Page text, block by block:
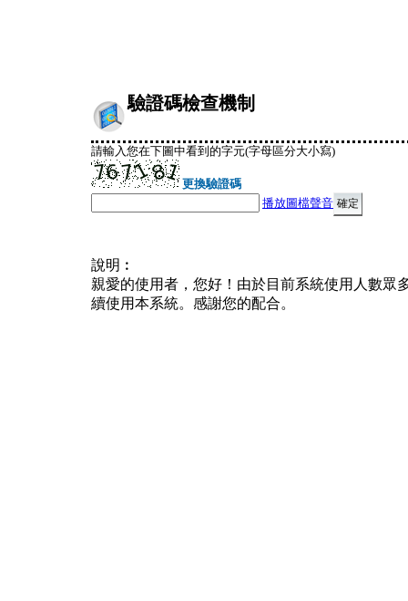
驗證碼檢查機制
請輸入您在下圖中看到的字元(字母區分大小寫)
更換驗證碼
播放圖檔聲音
說明︰
親愛的使用者，您好！由於目前系統使用人數眾
續使用本系統。感謝您的配合。